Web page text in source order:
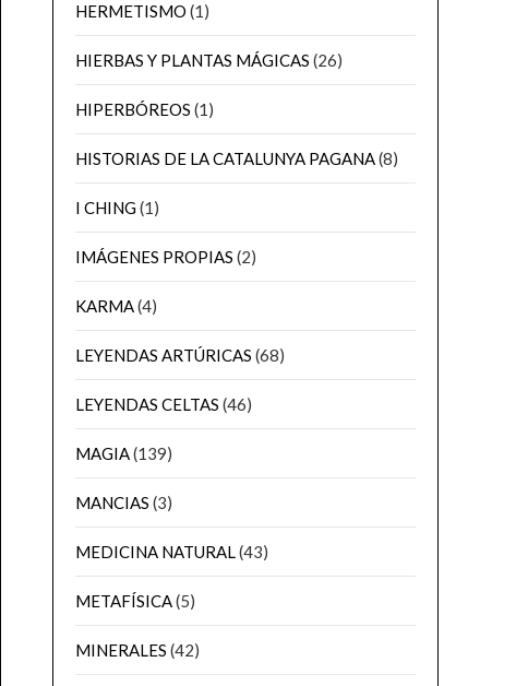
HERMETISMO (1)
HIERBAS Y PLANTAS MÁGICAS (26)
HIPERBÓREOS (1)
HISTORIAS DE LA CATALUNYA PAGANA(8)
I CHING(1)
IMÁGENES PROPIAS (2)
KARMA(4)
LEYENDAS ARTÚRICAS (68)
LEYENDAS CELTAS (46)
MAGIA(139)
MANCIAS (3)
MEDICINA NATURAL(43)
METAFÍSICA(5)
MINERALES (42)